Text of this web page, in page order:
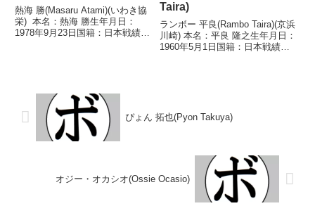
熱海 勝(Masaru Atami)(いわき協
栄) 本名：熱海 勝生年月日：
1978年9月23日国籍：日本戦績：
Taira)
ランボー 平良(Rambo Taira)(京浜
川崎) 本名：平良 隆之生年月日：
1960年5月1日国籍：日本戦績：
ぴょん 拓也(Pyon Takuya)
オジー・オカシオ(Ossie Ocasio)